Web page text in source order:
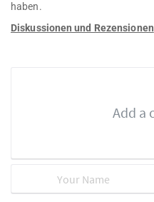
haben.
Diskussionen und Rezensionen